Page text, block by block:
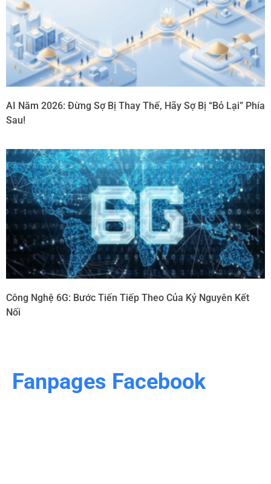
AI Năm 2026: Đừng Sợ Bị Thay Thế, Hãy Sợ Bị “Bỏ Lại” Phía
Sau!
Công Nghệ 6G: Bước Tiến Tiếp Theo Của Kỷ Nguyên Kết
Nối
Fanpages Facebook